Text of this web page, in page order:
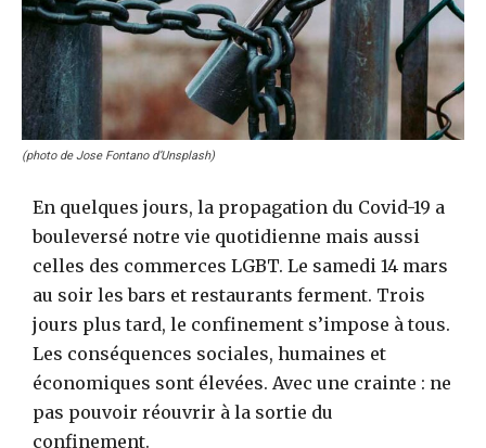
(photo de Jose Fontano d’Unsplash)
En quelques jours, la propagation du Covid-19 a
bouleversé notre vie quotidienne mais aussi
celles des commerces LGBT. Le samedi 14 mars
au soir les bars et restaurants ferment. Trois
jours plus tard, le confinement s’impose à tous.
Les conséquences sociales, humaines et
économiques sont élevées. Avec une crainte : ne
pas pouvoir réouvrir à la sortie du
confinement.